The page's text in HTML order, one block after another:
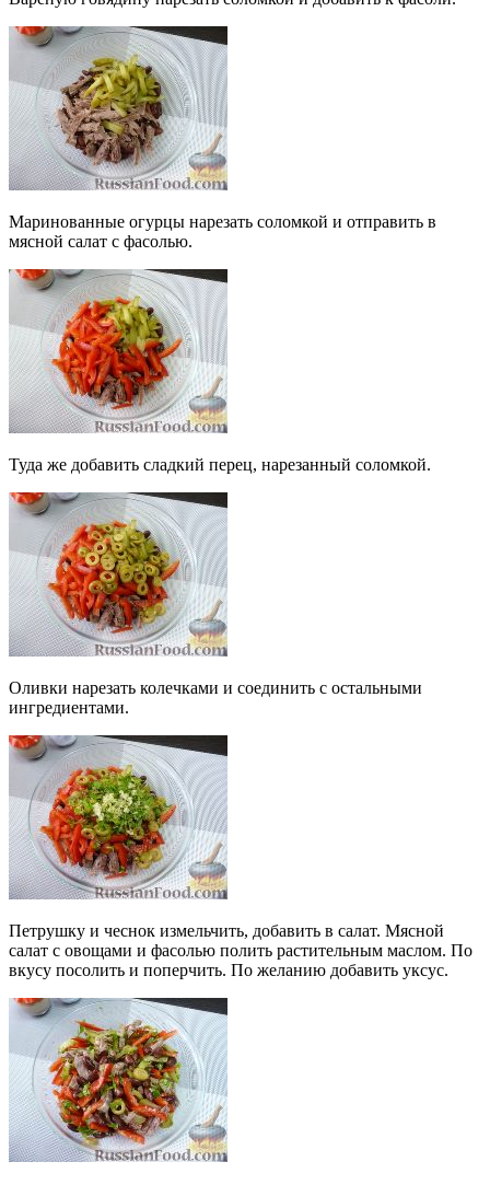
Маринованные огурцы нарезать соломкой и отправить в
мясной салат с фасолью.
Туда же добавить сладкий перец, нарезанный соломкой.
Оливки нарезать колечками и соединить с остальными
ингредиентами.
Петрушку и чеснок измельчить, добавить в салат. Мясной
салат с овощами и фасолью полить растительным маслом. По
вкусу посолить и поперчить. По желанию добавить уксус.